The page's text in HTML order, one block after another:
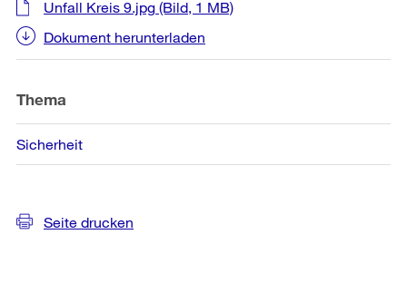
Unfall Kreis 9.jpg (Bild, 1 MB)
Dokument herunterladen
Thema
Sicherheit
Seite drucken